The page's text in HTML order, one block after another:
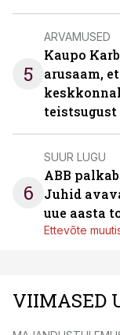
5
ARVAMUSED
Kaupo
arusaam,
6
SUUR LUGU
ABB
Juhid
uue aasta
Ettevõte
VIIMASED